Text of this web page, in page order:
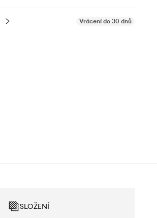
Vrácení do 30 dnů
SLOŽENÍ